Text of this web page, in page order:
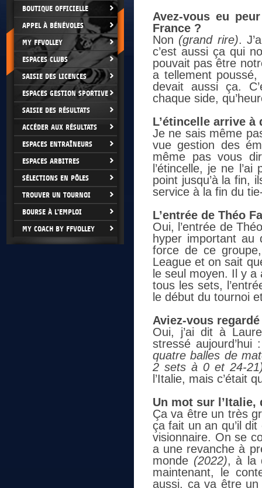
BOUTIQUE OFFICIELLE
APPEL À BÉNÉVOLES
MY FFVOLLEY
ESPACES CLUBS
SAISIE DES LICENCES
ESPACES GESTION SPORTIVE
SAISIE DES RÉSULTATS
ACCÉDER AUX RÉSULTATS
ESPACES ENTRAÎNEURS
ESPACES ARBITRES
SÉLECTIONS EN PÔLES
TROUVER UN TOURNOI
BOURSE À L'EMPLOI
MY COACH BY FFVOLLEY
Avez-vous eu
France ?
Non (grand rire).
c’est aussi ça qui
pouvait pas être
a tellement
devait aussi ça.
chaque side,
L’étincelle arrive à
Je ne sais même
vue gestion des
même pas vous
l’étincelle, je ne
point jusqu’à la fin,
service à la fin du
L’entrée de Théo
Oui, l’entrée de
hyper important au
force de ce
League et on sait
le seul moyen. Il y
tous les sets,
le début du tournoi
Aviez-vous
Oui, j’ai dit à
stressé
quatre balles de
2 sets à 0 et 24-21
l’Italie, mais c’était
Un mot sur
Ça va être un très
ça fait un an qu’il
visionnaire. On se
a une revanche à
monde (2022), à la
maintenant, le
aussi, ça va être un